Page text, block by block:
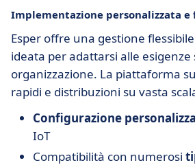
Implementazione personalizzata e
Esper offre una gestione
ideata per adattarsi alle esigenze
organizzazione. La piattaforma
rapidi e distribuzioni su vasta
Configurazione
IoT
Compatibilità con numerosi